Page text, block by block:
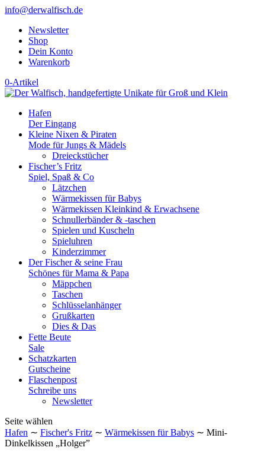
info@derwalfisch.de
Newsletter
Shop
Dein Konto
Warenkorb
0-Artikel
Hafen
Der Eingang
Kleine Nixen & Piraten
Mode für Jungs & Mädels
Dreieckstücher
Fischer’s Fritz
Spiel, Spaß & Co
Lätzchen
Wärmekissen für Babys
Wärmekissen Kleinkind & Erwachsene
Schnullerbänder & -taschen
Spielen und Kuscheln
Spieluhren
Kinderzimmer
Der Fischer & seine Frau
Schönes für Mama & Papa
Mäppchen
Taschen
Schlüsselanhänger
Grußkarten
Dies & Das
Fette Beute
Sale
Schatzkarten
Gutscheine
Flaschenpost
Schreibe uns
Newsletter
Seite wählen
Hafen ∼ Fischer's Fritz ∼ Wärmekissen für Babys ∼ Mini-
Dinkelkissen „Holger”